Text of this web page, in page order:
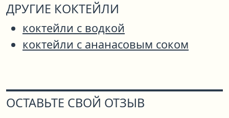
ДРУГИЕ КОКТЕЙЛИ
коктейли с водкой
коктейли с ананасовым соком
ОСТАВЬТЕ СВОЙ ОТЗЫВ